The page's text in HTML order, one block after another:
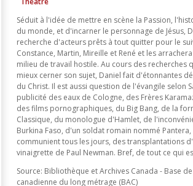
Séduit à l'idée de mettre en scène la Passion,
du monde, et d'incarner le personnage de Jésus,
recherche d'acteurs prêts à tout quitter pour le
Constance, Martin, Mireille et René et les
milieu de travail hostile. Au cours des recherches
mieux cerner son sujet, Daniel fait d'étonnantes
du Christ. Il est aussi question de l'évangile selon
publicité des eaux de Cologne, des Frères
des films pornographiques, du Big Bang, de la
Classique, du monologue d'Hamlet, de
Burkina Faso, d'un soldat romain nommé
communient tous les jours, des transplantations
vinaigrette de Paul Newman. Bref, de tout ce qui
Source: Bibliothèque et Archives Canada - Base
canadienne du long métrage (BAC)